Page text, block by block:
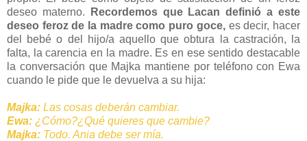
deseo materno.
Recordemos que Lacan definió a este
deseo feroz de la madre como puro goce,es decir, hacer
del bebé o del hijo/a aquello que obtura la castración, la
falta, la carencia en la madre. Es en ese sentido destacable
la conversación que Majka mantiene por teléfono con Ewa
cuando le pide que le devuelva a su hija:
Majka: Las cosas deberán cambiar.
Ewa: ¿Cómo?¿Qué quieres que cambie?
Majka: Todo. Ania debe ser mía.